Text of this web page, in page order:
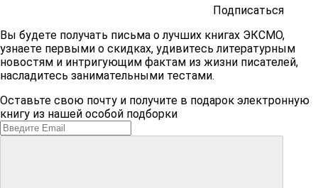
Подписаться
Вы будете получать письма о лучших книгах ЭКСМО,
узнаете первыми о скидках, удивитесь литературным
новостям и интригующим фактам из жизни писателей,
насладитесь занимательными тестами.
Оставьте свою почту и получите в подарок электронную
книгу из нашей особой подборки